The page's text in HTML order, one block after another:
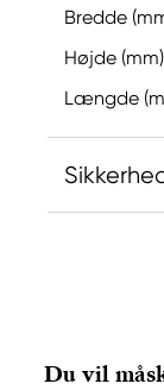
Bredde
Højde (mm)
Længde
37586
Du vil